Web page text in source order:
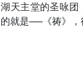
湖天主堂的圣咏团
的就是──《祷》